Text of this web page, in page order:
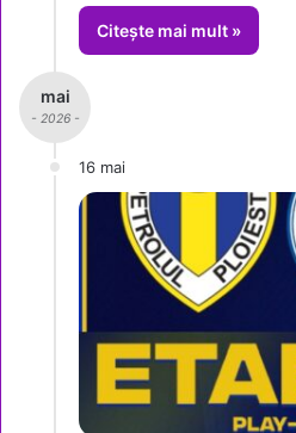
Citește mai mult »
mai
- 2026 -
16 mai